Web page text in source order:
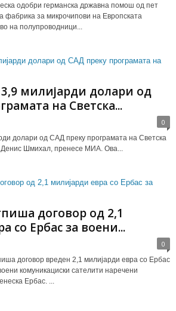
одобри германска државна помош од пет
фабрика за микрочипови на Европската
на полупроводници...
милијарди долари од
на Светска...
0
долари од САД преку програмата на Светска
Денис Шмихал, пренесе МИА. Ова...
договор од 2,1
со Ербас за воени...
0
договор вреден 2,1 милијарди евра со Ербас
комуникациски сателити наречени
Ербас. ...